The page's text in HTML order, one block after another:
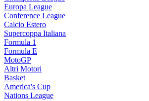
Europa League
Conference League
Calcio Estero
Supercoppa Italiana
Formula 1
Formula E
MotoGP
Altri Motori
Basket
America's Cup
Nations League